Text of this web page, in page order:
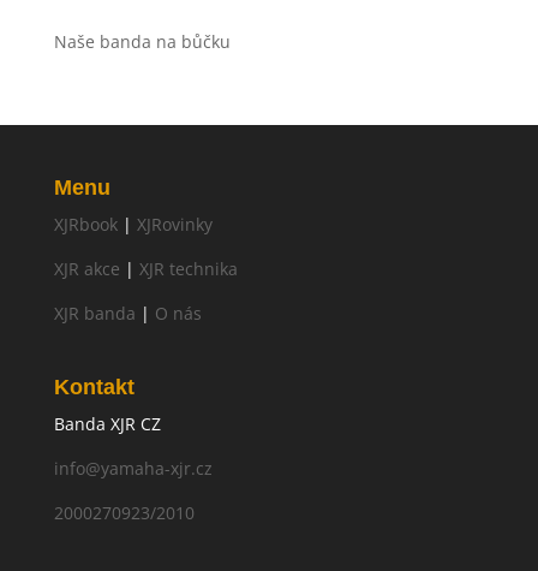
Naše banda na bůčku
Menu
XJRbook| XJRovinky
XJR akce | XJR technika
XJR banda | O nás
Kontakt
Banda XJR CZ
info@yamaha-xjr.cz
2000270923/2010